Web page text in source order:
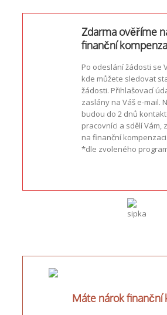
Zdarma ověříme
finanční
Po odeslání žádosti se
kde můžete sledovat
žádosti. Přihlašovací
zaslány na Váš e-mail.
budou do 2 dnů
pracovníci a sdělí Vám,
na finanční kompenzaci.
*dle zvoleného
Máte nárok finanční